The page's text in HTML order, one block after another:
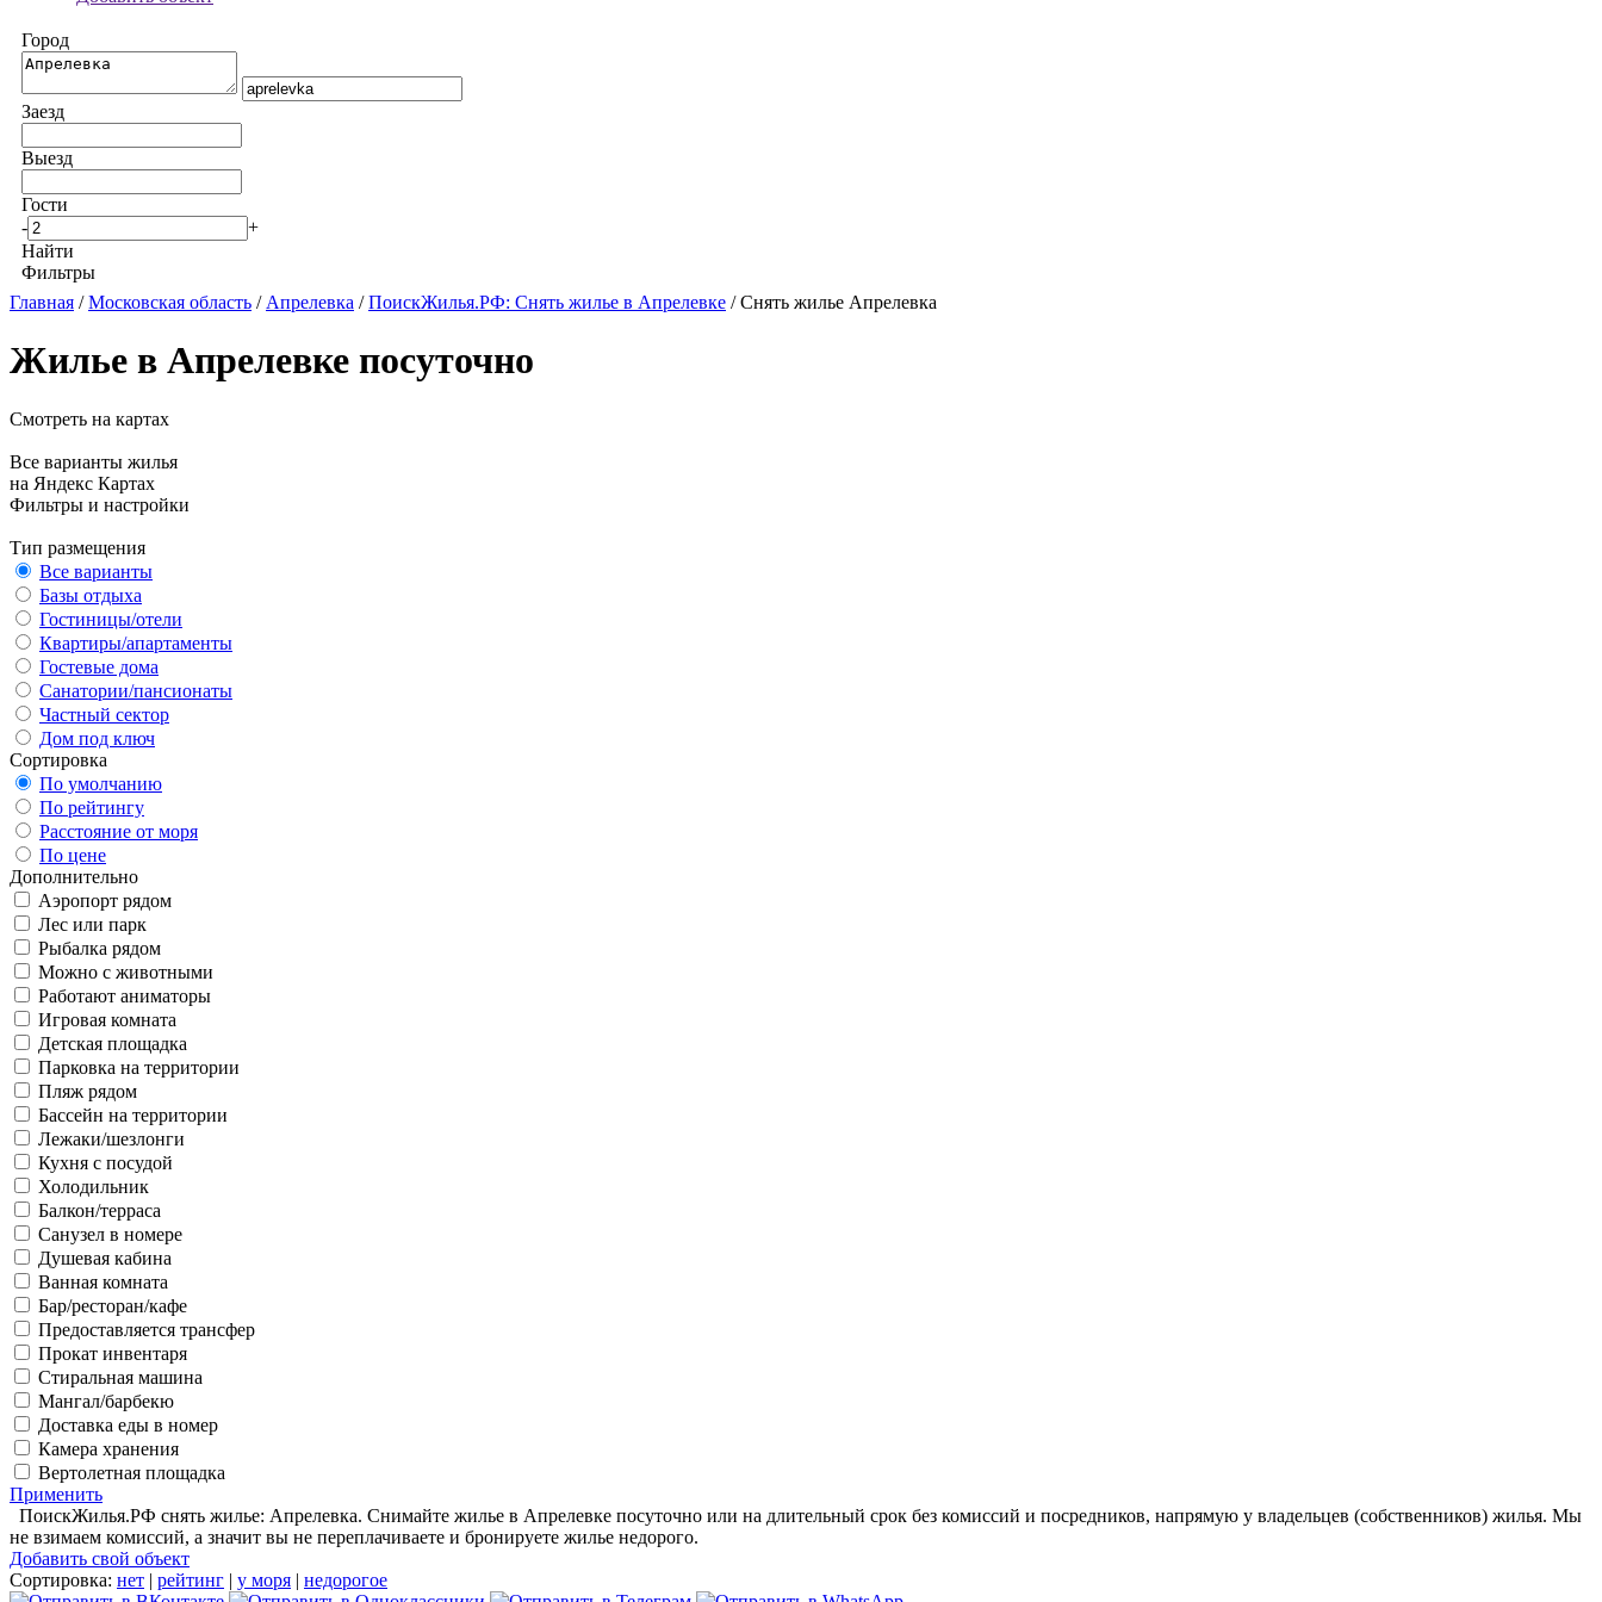
Город
Заезд
Выезд
Гости
-
+
Найти
Фильтры
Главная /Московская область / Апрелевка /ПоискЖилья.РФ: Снять жилье в Апрелевке / Снять жилье Апрелевка
Жилье в Апрелевке посуточно
Смотреть на картах
Все варианты жилья
на Яндекс Картах
Фильтры и настройки
Тип размещения
Все варианты
Базы отдыха
Гостиницы/отели
Квартиры/апартаменты
Гостевые дома
Санатории/пансионаты
Частный сектор
Дом под ключ
Сортировка
По умолчанию
По рейтингу
Расстояние от моря
По цене
Дополнительно
Аэропорт рядом
Лес или парк
Рыбалка рядом
Можно с животными
Работают аниматоры
Игровая комната
Детская площадка
Парковка на территории
Пляж рядом
Бассейн на территории
Лежаки/шезлонги
Кухня с посудой
Холодильник
Балкон/терраса
Санузел в номере
Душевая кабина
Ванная комната
Бар/ресторан/кафе
Предоставляется трансфер
Прокат инвентаря
Стиральная машина
Мангал/барбекю
Доставка еды в номер
Камера хранения
Вертолетная площадка
Применить
ПоискЖилья.РФ снять жилье: Апрелевка. Снимайте жилье в Апрелевке посуточно или на длительный срок без комиссий и посредников, напрямую у владельцев (собственников) жилья. Мы
не взимаем комиссий, а значит вы не переплачиваете и бронируете жилье недорого.
Добавить свой объект
Сортировка: нет | рейтинг | у моря | недорогое